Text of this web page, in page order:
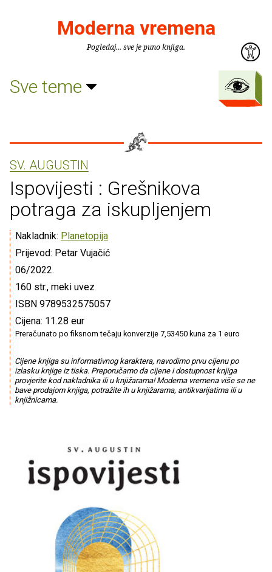
Moderna vremena
Pogledaj... sve je puno knjiga.
Sve teme
SV. AUGUSTIN
Ispovijesti : Grešnikova
potraga za iskupljenjem
Nakladnik: Planetopija
Prijevod: Petar Vujačić
06/2022.
160 str., meki uvez
ISBN 9789532575057
Cijena: 11.28 eur
Preračunato po fiksnom tečaju konverzije 7,53450 kuna za 1 euro
Cijene knjiga su informativnog karaktera, navodimo prvu cijenu po
izlasku knjige iz tiska. Preporučamo da cijene i dostupnost knjiga
provjerite kod nakladnika ili u knjižarama! Moderna vremena više se ne
bave prodajom knjiga, potražite ih u knjižarama, antikvarijatima ili u
knjižnicama.